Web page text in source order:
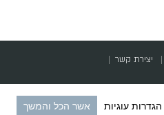
יצירת קשר